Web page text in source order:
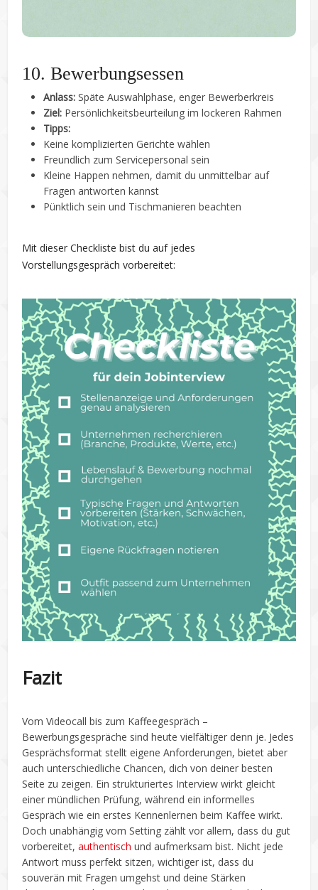
10. Bewerbungsessen
Anlass: Späte Auswahlphase, enger Bewerberkreis
Ziel: Persönlichkeitsbeurteilung im lockeren Rahmen
Tipps:
Keine komplizierten Gerichte wählen
Freundlich zum Servicepersonal sein
Kleine Happen nehmen, damit du unmittelbar auf
Fragen antworten kannst
Pünktlich sein und Tischmanieren beachten
Mit dieser Checkliste bist du auf jedes
Vorstellungsgespräch vorbereitet:
Fazit
Vom Videocall bis zum Kaffeegespräch –
Bewerbungsgespräche sind heute vielfältiger denn je. Jedes
Gesprächsformat stellt eigene Anforderungen, bietet aber
auch unterschiedliche Chancen, dich von deiner besten
Seite zu zeigen. Ein strukturiertes Interview wirkt gleicht
einer mündlichen Prüfung, während ein informelles
Gespräch wie ein erstes Kennenlernen beim Kaffee wirkt.
Doch unabhängig vom Setting zählt vor allem, dass du gut
vorbereitet,authentisch und aufmerksam bist. Nicht jede
Antwort muss perfekt sitzen, wichtiger ist, dass du
souverän mit Fragen umgehst und deine Stärken